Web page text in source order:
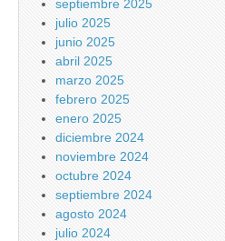
septiembre 2025
julio 2025
junio 2025
abril 2025
marzo 2025
febrero 2025
enero 2025
diciembre 2024
noviembre 2024
octubre 2024
septiembre 2024
agosto 2024
julio 2024